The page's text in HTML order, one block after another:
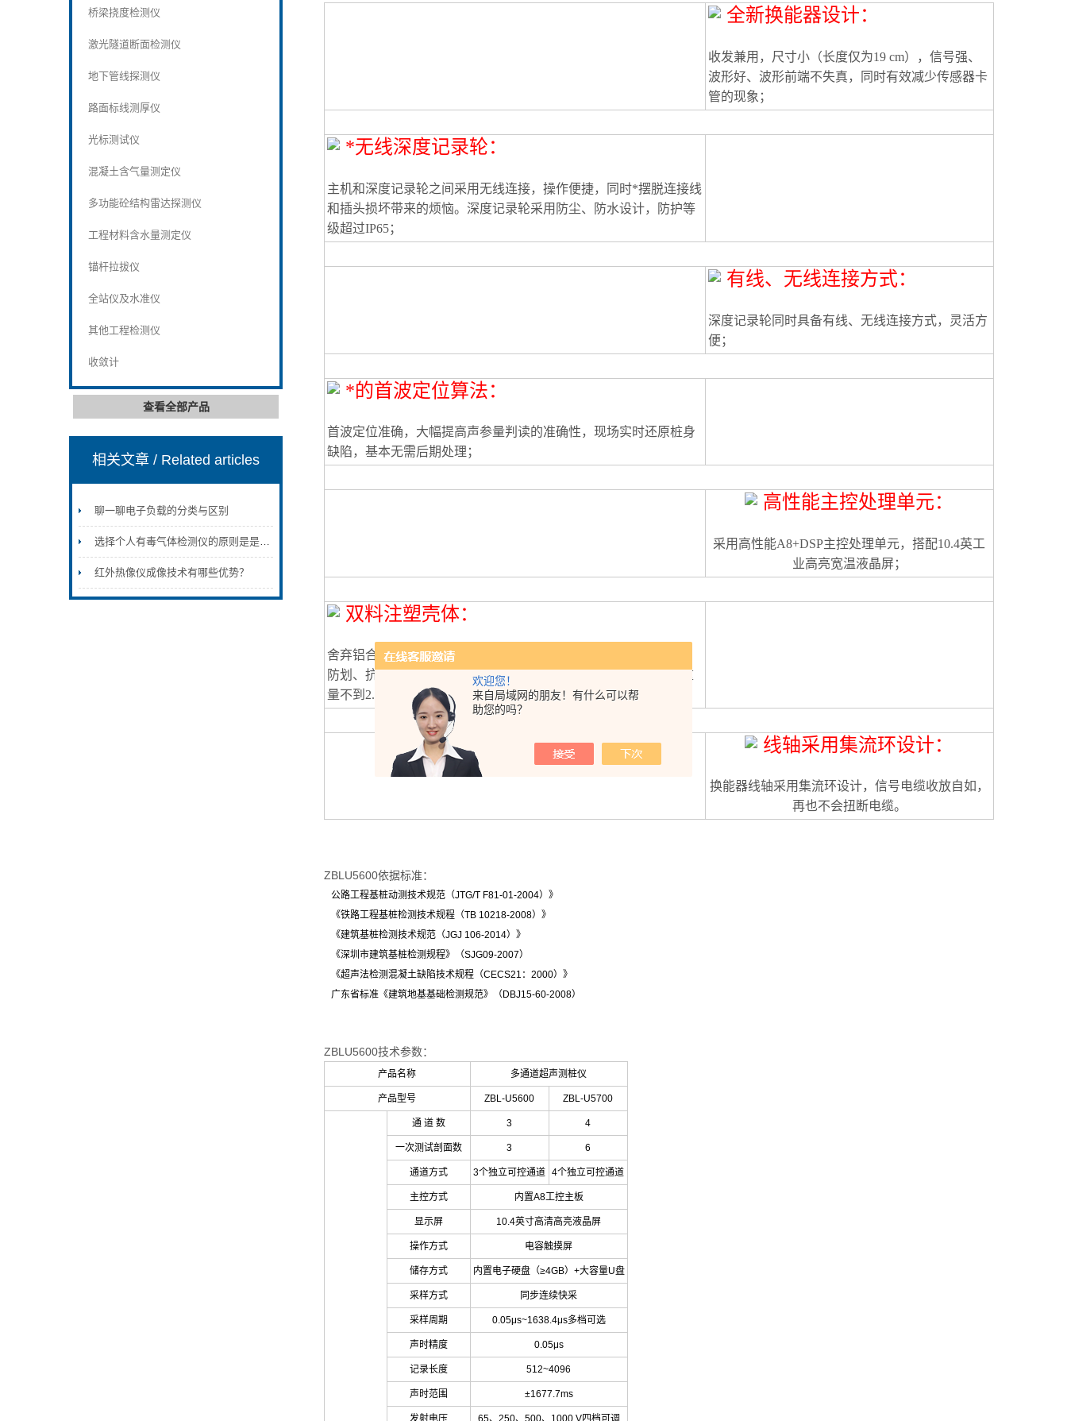
欢迎您！
来自局域网的朋友！有什么可以帮
助您的吗？
桥梁挠度检测仪
激光隧道断面检测仪
地下管线探测仪
路面标线测厚仪
光标测试仪
混凝土含气量测定仪
多功能砼结构雷达探测仪
工程材料含水量测定仪
锚杆拉拔仪
全站仪及水准仪
其他工程检测仪
收敛计
查看全部产品
相关文章/ Related articles
聊一聊电子负载的分类与区别
选择个人有毒气体检测仪的原则是是什么？
红外热像仪成像技术有哪些优势？
全新换能器设计：
收发兼用，尺寸小（长度仅为19 cm），信号强、
波形好、波形前端不失真，同时有效减少传感器卡
管的现象；
*无线深度记录轮：
主机和深度记录轮之间采用无线连接，操作便捷，同时*摆脱连接线
和插头损坏带来的烦恼。深度记录轮采用防尘、防水设计，防护等
级超过IP65；
有线、无线连接方式：
深度记录轮同时具备有线、无线连接方式，灵活方
便；
*的首波定位算法：
首波定位准确，大幅提高声参量判读的准确性，现场实时还原桩身
缺陷，基本无需后期处理；
高性能主控处理单元：
采用高性能A8+DSP主控处理单元，搭配10.4英工
业高亮宽温液晶屏；
双料注塑壳体：
舍弃铝合金型材壳体，采用现代化工业造型设计，双料注塑壳体，
防划、抗摔，保证机壳坚固、美观的同时带来“轻薄”机身，整机重
量不到2.5kg；
线轴采用集流环设计：
换能器线轴采用集流环设计，信号电缆收放自如，
再也不会扭断电缆。
ZBLU5600依据标准：
公路工程基桩动测技术规范（JTG/T F81-01-2004）》
《铁路工程基桩检测技术规程（TB 10218-2008）》
《建筑基桩检测技术规范（JGJ 106-2014）》
《深圳市建筑基桩检测规程》（SJG09-2007）
《超声法检测混凝土缺陷技术规程（CECS21：2000）》
广东省标准《建筑地基基础检测规范》（DBJ15-60-2008）
ZBLU5600技术参数：
产品名称 多通道超声测桩仪
产品型号 ZBL-U5600 ZBL-U5700
通 道 数 3 4
一次测试剖面数 3 6
通道方式 3个独立可控通道 4个独立可控通道
主控方式 内置A8工控主板
显示屏 10.4英寸高清高亮液晶屏
操作方式 电容触摸屏
储存方式 内置电子硬盘（≥4GB） +大容量U盘
采样方式 同步连续快采
采样周期 0.05μs~1638.4μs多档可选
声时精度 0.05μs
记录长度 512~4096
声时范围 ±1677.7ms
发射电压 65、 250、 500、 1000 V四档可调